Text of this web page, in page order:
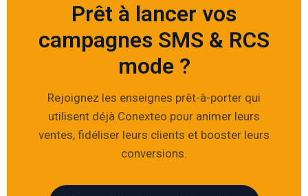
Prêt à lancer vos
campagnes SMS & RCS
mode ?
Rejoignez les enseignes prêt-à-porter qui
utilisent déjà Conexteo pour animer leurs
ventes, fidéliser leurs clients et booster leurs
conversions.